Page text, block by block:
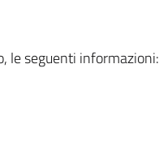
le seguenti informazioni: